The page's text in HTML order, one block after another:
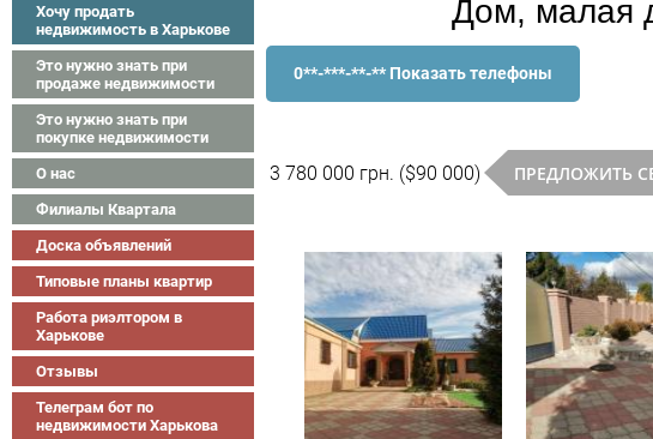
Хочу продать
недвижимость в Харькове
Это нужно знать при
продаже недвижимости
Это нужно знать при
покупке недвижимости
О нас
Филиалы Квартала
Доска объявлений
Типовые планы квартир
Работа риэлтором в
Харькове
Отзывы
Телеграм бот по
недвижимости Харькова
Дом, малая
0**-***-**-** Показать телефоны
3 780 000 грн. ($90 000) ПРЕДЛОЖИТЬ